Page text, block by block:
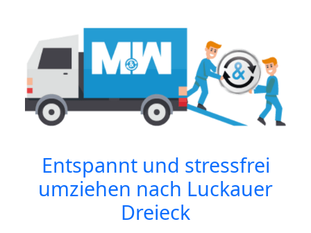
Entspannt und stressfrei
umziehen nach Luckauer
Dreieck